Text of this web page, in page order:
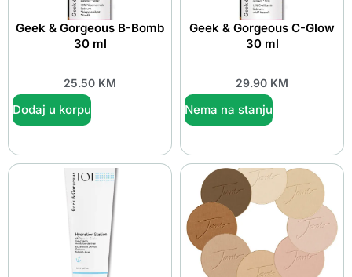
Geek & Gorgeous B-Bomb
30 ml
25.50 KM
Dodaj u korpu
Geek & Gorgeous C-Glow
30 ml
29.90 KM
Nema na stanju